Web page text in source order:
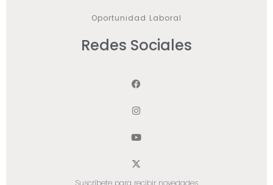
Oportunidad Laboral
Redes Sociales